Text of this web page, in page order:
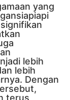
yang
lebih
lebih
Dengan
terus